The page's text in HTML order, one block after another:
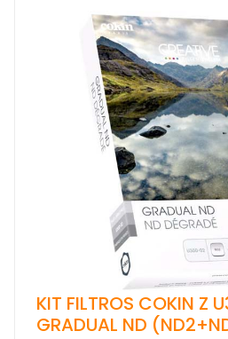
KIT FILTROS COKIN Z
GRADUAL ND